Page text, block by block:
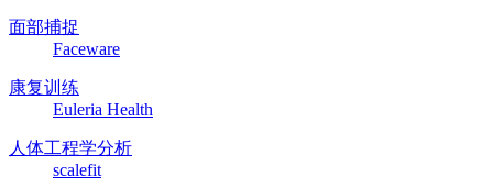
面部捕捉
Faceware
康复训练
Euleria Health
人体工程学分析
scalefit